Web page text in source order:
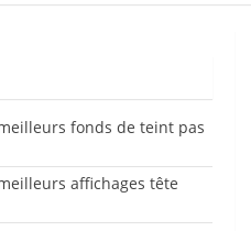
fonds de teint pas
affichages tête